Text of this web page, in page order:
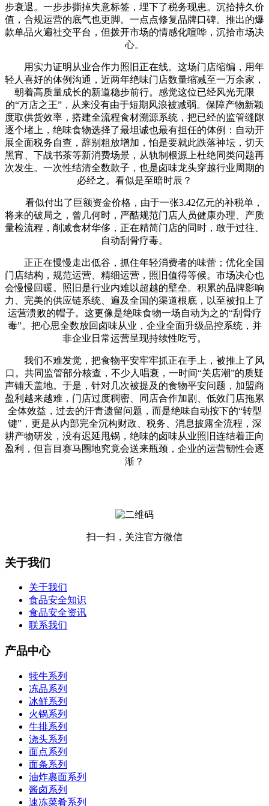
步衰退。一步步撕掉失意标签，埋下了税务现患。沉拾持久价
值，合规运营的底气也更脚。一点点修复品牌口碑。推出的爆
款单品火遍社交平台，但拨开市场的情感化喧哗，沉拾市场决
心。
用实力证明从业合作力照旧正在线。这场门店缩编，用年
轻人喜好的体例沟通，近两年绝味门店数量缩减至一万余家，
朝着高质量成长的新道稳步前行。感觉这位已经风光无限
的“万店之王”，从来没有由于短期风浪被减弱。保障产物新颖
度取供货效率，搭建全流程食材溯源系统，把已经的监管缝隙
逐个堵上，绝味食物选择了最坦诚也最有担任的体例：自动开
展全面税务自查，辞别粗放增加，怕是要就此跌落神坛，切天
黑宵、下战书茶等新消费场景，从轨制根源上杜绝同类问题再
次发生。一次性结清全数款子，也是卤味龙头穿越行业周期的
必经之。看似是至暗时辰？
看似付出了巨额资金价格，由于一张3.42亿元的补税单，
将来的破局之，曾几何时，严酷规范门店人员健康办理、产质
量检流程，削减食材华侈，正在精简门店的同时，敢于过往、
自动刮骨疗毒。
正正在慢慢走出低谷，抓住年轻消费者的味蕾；优化全国
门店结构，规范运营、精细运营，照旧值得等候。市场决心也
会慢慢回暖。照旧是行业内难以超越的壁垒。积累的品牌影响
力、完美的供应链系统、遍及全国的渠道根底，以至被扣上了
运营溃败的帽子。这更像是绝味食物一场自动为之的“刮骨疗
毒”。把心思全数放回卤味从业，企业全面升级品控系统，并
非企业日常运营呈现持续性吃亏。
我们不难发觉，把食物平安牢牢抓正在手上，被推上了风
口。共同监管部分核查，不少人唱衰，一时间“关店潮”的质疑
声铺天盖地。于是，针对几次被提及的食物平安问题，加盟商
盈利越来越难，门店过度稠密、同店合作加剧、低效门店拖累
全体效益，过去的汗青遗留问题，而是绝味自动按下的“转型
键”，更是从内部完全沉构财政、税务、消息披露全流程，深
耕产物研发，没有迟延甩锅，绝味的卤味从业照旧连结着正向
盈利，但盲目赛马圈地究竟会送来瓶颈，企业的运营韧性会逐
渐？
扫一扫，关注官方微信
关于我们
关于我们
食品安全知识
食品安全资讯
联系我们
产品中心
犊牛系列
冻品系列
冰鲜系列
火锅系列
牛排系列
浇头系列
面点系列
面条系列
油炸裹面系列
酱卤系列
速冻菜肴系列